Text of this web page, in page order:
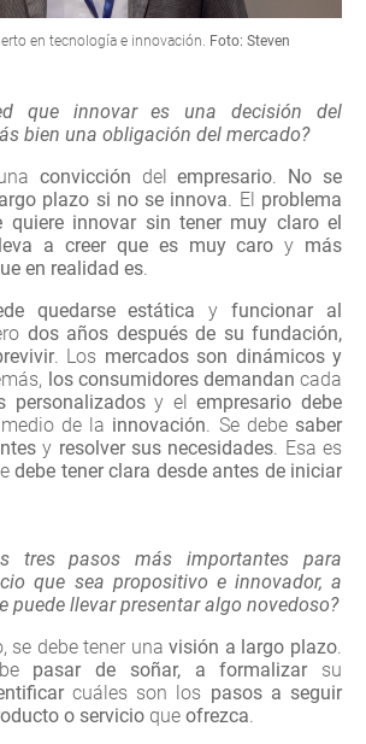
en tecnología e innovación. Foto: Steven
que innovar es una decisión del
bien una obligación del mercado?
convicción delempresario. No se
plazo si no se innova. El problema
quiere innovar sin tener muy claro el
a creer que es muy caro y más
en realidad es.
quedarse estática yfuncionar al
dos años después de su fundación,
. Los mercados son dinámicos y
los consumidores demandan cada
personalizadosy elempresario debe
de la innovación. Se debe saber
y resolver sus necesidades. Esa es
debe tener clara desde antes de iniciar
tres pasos más importantes para
que sea propositivo e innovador, a
puede llevar presentar algo novedoso?
se debe tener unavisión a largo plazo.
pasar de soñar, a formalizarsu
cuáles son los pasos a seguir
o servicio que ofrezca.